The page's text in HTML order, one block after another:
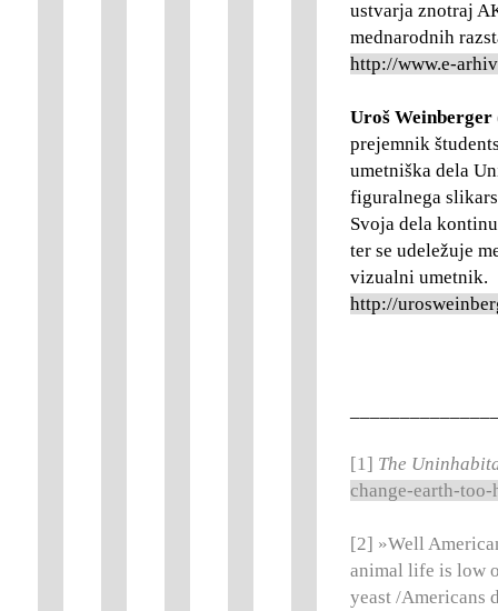
ustvarja znotraj
mednarodnih
http://www.e-
Uroš Weinberger
prejemnik
umetniška dela
figuralnega
Svoja dela
ter se udeležuje
vizualni umetnik.
http://
[1] The
change-earth-
[2] »Well
animal life is low
yeast /Americans